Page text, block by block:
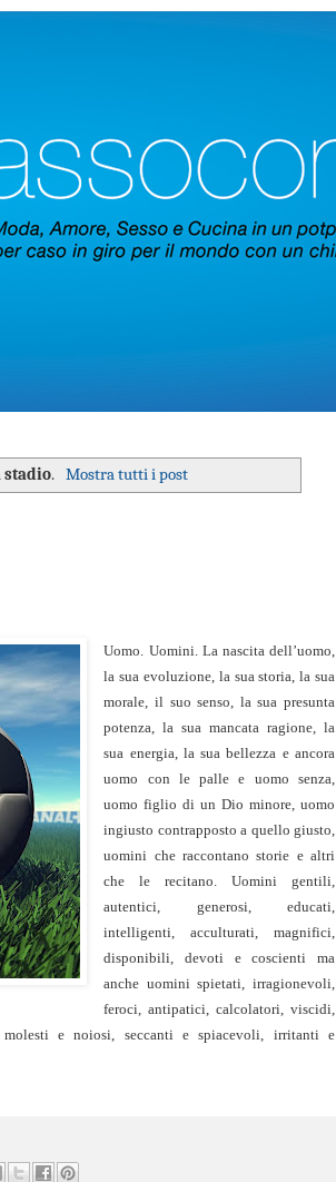
stadio. Mostra tutti i post
Uomo. Uomini. La nascita dell’uomo,
la sua evoluzione, la sua storia, la sua
morale, il suo senso, la sua presunta
potenza, la sua mancata ragione, la
sua energia, la sua bellezza e ancora
uomo con le palle e uomo senza,
uomo figlio di un Dio minore, uomo
ingiusto contrapposto a quello giusto,
uomini che raccontano storie e altri
che le recitano. Uomini gentili,
autentici, generosi, educati,
intelligenti, acculturati, magnifici,
disponibili, devoti e coscienti ma
anche uomini spietati, irragionevoli,
feroci, antipatici, calcolatori, viscidi,
e noiosi, seccanti e spiacevoli, irritanti e